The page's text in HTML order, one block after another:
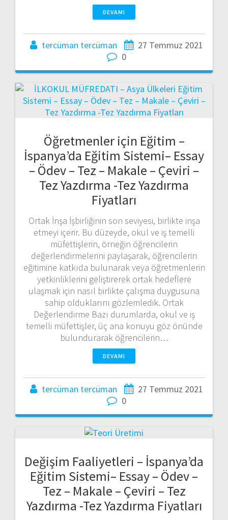
DEVAMI
tercüman tercüman
27 Temmuz 2021
0
Öğretmenler için Eğitim –
İspanya’da Eğitim Sistemi– Essay
– Ödev – Tez – Makale – Çeviri –
Tez Yazdırma -Tez Yazdırma
Fiyatları
Ortak İnşa İşbirliğinin son seviyesi, birlikte inşa
etmeyi içerir. Bu düzeyde, okul ve iş temelli
müfettişlerin, örneğin öğrencilerin
değerlendirmelerini paylaşarak, öğrencilerin
eğitimine katkıda bulunarak veya öğretmenlerin
yetkinliklerini geliştirerek ortak hedeflere
ulaşmak için nasıl birlikte çalışma duygusuna
sahip olduklarını gözlemledik. Ortak
Değerlendirme Bazı durumlarda, okul ve iş
temelli müfettişler, üç ana konuyu göz önünde
bulundurarak öğrencilerin…
DEVAMI
tercüman tercüman
27 Temmuz 2021
0
Değişim Faaliyetleri – İspanya’da
Eğitim Sistemi– Essay – Ödev –
Tez – Makale – Çeviri – Tez
Yazdırma -Tez Yazdırma Fiyatları